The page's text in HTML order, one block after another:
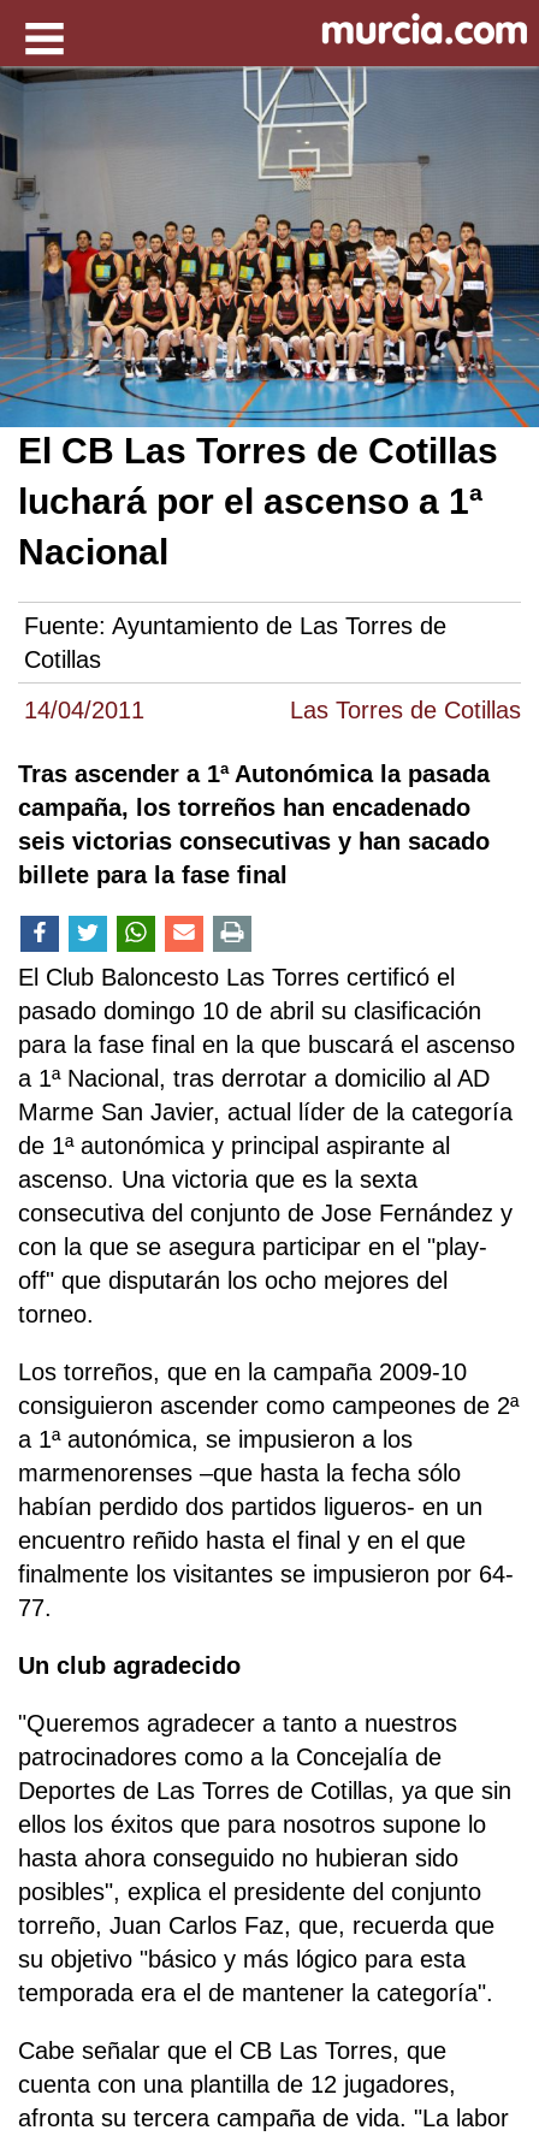
14/04/2011 Las Torres de Cotillas
El CB Las Torres de Cotillas
luchará por el ascenso a 1ª
Nacional
Fuente: Ayuntamiento de Las Torres de
Cotillas
Tras ascender a 1ª Autonómica la pasada
campaña, los torreños han encadenado
seis victorias consecutivas y han sacado
billete para la fase final
El Club Baloncesto Las Torres certificó el
pasado domingo 10 de abril su clasificación
para la fase final en la que buscará el ascenso
a 1ª Nacional, tras derrotar a domicilio al AD
Marme San Javier, actual líder de la categoría
de 1ª autonómica y principal aspirante al
ascenso. Una victoria que es la sexta
consecutiva del conjunto de Jose Fernández y
con la que se asegura participar en el "play-
off" que disputarán los ocho mejores del
torneo.
Los torreños, que en la campaña 2009-10
consiguieron ascender como campeones de 2ª
a 1ª autonómica, se impusieron a los
marmenorenses –que hasta la fecha sólo
habían perdido dos partidos ligueros- en un
encuentro reñido hasta el final y en el que
finalmente los visitantes se impusieron por 64-
77.
Un club agradecido
"Queremos agradecer a tanto a nuestros
patrocinadores como a la Concejalía de
Deportes de Las Torres de Cotillas, ya que sin
ellos los éxitos que para nosotros supone lo
hasta ahora conseguido no hubieran sido
posibles", explica el presidente del conjunto
torreño, Juan Carlos Faz, que, recuerda que
su objetivo "básico y más lógico para esta
temporada era el de mantener la categoría".
Cabe señalar que el CB Las Torres, que
cuenta con una plantilla de 12 jugadores,
afronta su tercera campaña de vida. "La labor